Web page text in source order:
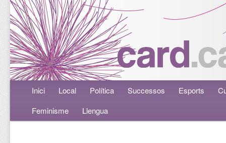
Menú principalAneu al contingut principal
Aneu al contingut secundari
Inici Local Política Successos Esports
Feminisme
Llengua